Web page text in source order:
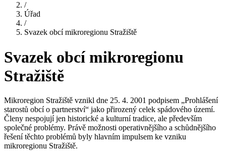
/
Úřad
/
Svazek obcí mikroregionu Stražiště
Svazek obcí mikroregionu
Stražiště
Mikroregion Stražiště vznikl dne 25. 4. 2001 podpisem „Prohlášení
starostů obcí o partnerství“ jako přirozený celek spádového území.
Členy nespojují jen historické a kulturní tradice, ale především
společné problémy. Právě možnosti operativnějšího a schůdnějšího
řešení těchto problémů byly hlavním impulsem ke vzniku
mikroregionu Stražiště.